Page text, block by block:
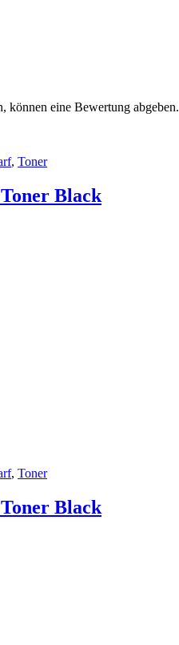
können eine Bewertung abgeben.
, Toner
Black
, Toner
Black